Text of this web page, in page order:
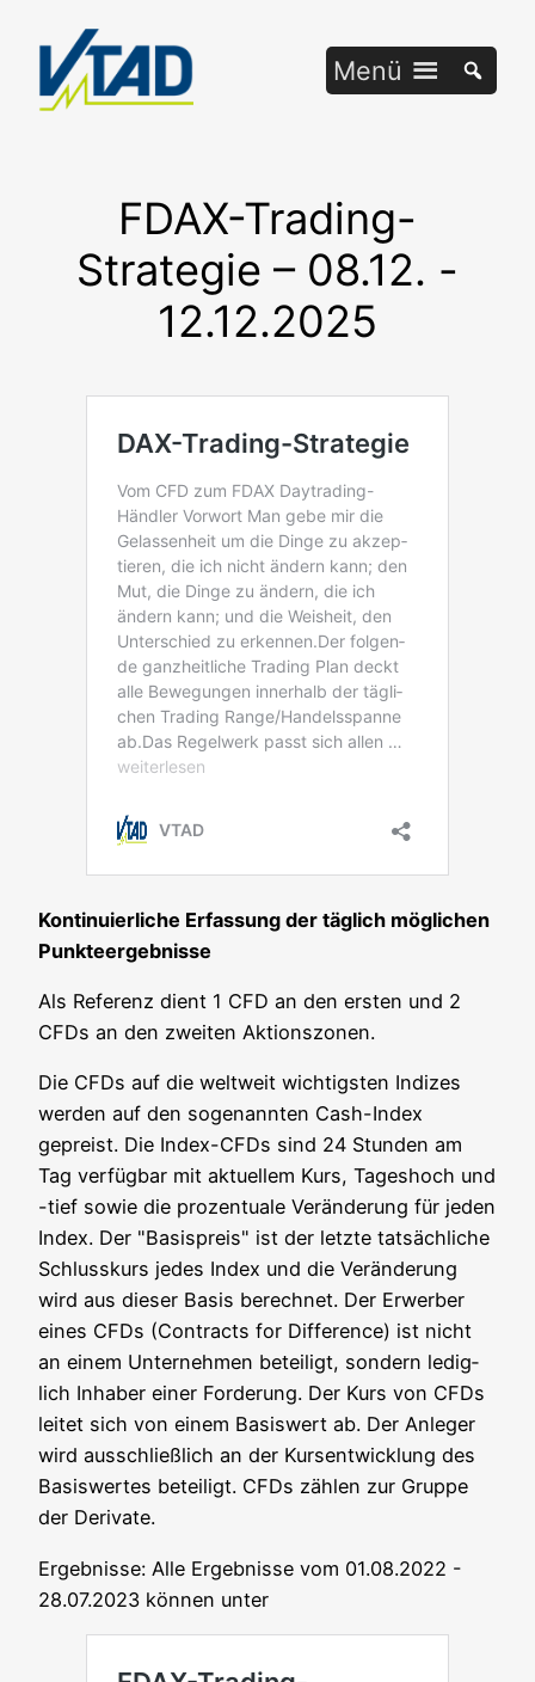
springen
Menü
FDAX-Trading-
Strategie – 08.12. -
12.12.2025
Kon­ti­nu­ier­li­che Erfas­sung der täg­lich mög­li­chen
Punkteergebnisse
Als Refe­renz dient 1 CFD an den ers­ten und 2
CFDs an den zwei­ten Aktionszonen.
Die CFDs auf die welt­weit wich­tigs­ten Indi­zes
wer­den auf den soge­nann­ten Cash-Index
gepreist. Die Index-CFDs sind 24 Stun­den am
Tag ver­füg­bar mit aktu­el­lem Kurs, Tages­hoch und
-tief sowie die pro­zen­tua­le Ver­än­de­rung für jeden
Index. Der "Basis­preis" ist der letz­te tat­säch­li­che
Schluss­kurs jedes Index und die Ver­än­de­rung
wird aus die­ser Basis berech­net. Der Erwer­ber
eines CFDs (Con­tracts for Dif­fe­rence) ist nicht
an einem Unter­neh­men betei­ligt, son­dern ledig­
lich Inha­ber einer For­de­rung. Der Kurs von CFDs
lei­tet sich von einem Basis­wert ab. Der Anle­ger
wird aus­schließ­lich an der Kurs­ent­wick­lung des
Basis­wer­tes betei­ligt. CFDs zäh­len zur Grup­pe
der Derivate.
Ergeb­nis­se: Alle Ergeb­nis­se vom 01.08.2022 -
28.07.2023 kön­nen unter